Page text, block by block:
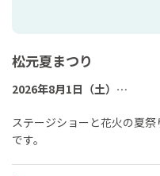
松元夏まつり
2026年8月1日（土）
ステージショーと花火の夏祭
です。